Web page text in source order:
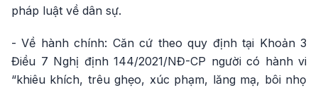
pháp luật về dân sự.
- Về hành chính: Căn cứ theo quy định tại Khoản 3
Điều 7 Nghị định 144/2021/NĐ-CP người có hành vi
“khiêu khích, trêu ghẹo, xúc phạm, lăng mạ, bôi nhọ